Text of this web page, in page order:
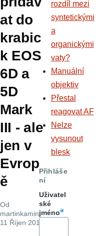
at do
krabic
k EOS
6D a
5D
Mark
III - ale
jen v
Evrop
ě
Od
martinkamin,
11 Říjen 2013
rozdíl mezi
syntetickými
a
organickými
vaty?
Manuální
objektiv
Přestal
reagovat AF
Nelze
vysunout
blesk
Přihláše
ní
Uživatel
ské
jméno